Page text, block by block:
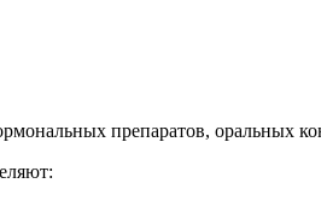
препаратов, оральных